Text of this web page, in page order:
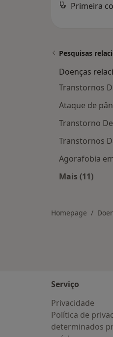
Pesquisas
Doenças
Transtornos
Ataque de
Transtorno
Transtornos
Agorafobia
Mais (11)
Homepage
Serviço
Privacidade
Política de
determinados